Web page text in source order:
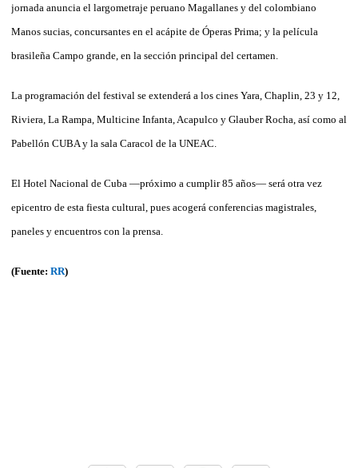
jornada anuncia el largometraje peruano Magallanes y del colombiano
Manos sucias, concursantes en el acápite de Óperas Prima; y la película
brasileña Campo grande, en la sección principal del certamen.
La programación del festival se extenderá a los cines Yara, Chaplin, 23 y 12,
Riviera, La Rampa, Multicine Infanta, Acapulco y Glauber Rocha, así como al
Pabellón CUBA y la sala Caracol de la UNEAC.
El Hotel Nacional de Cuba —próximo a cumplir 85 años— será otra vez
epicentro de esta fiesta cultural, pues acogerá conferencias magistrales,
paneles y encuentros con la prensa.
(Fuente: RR)